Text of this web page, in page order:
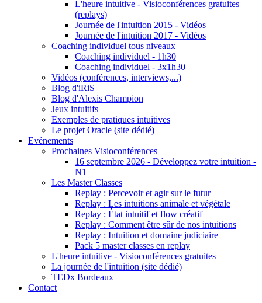
L'heure intuitive - Visioconférences gratuites
(replays)
Journée de l'intuition 2015 - Vidéos
Journée de l'intuition 2017 - Vidéos
Coaching individuel tous niveaux
Coaching individuel - 1h30
Coaching individuel - 3x1h30
Vidéos (conférences, interviews,...)
Blog d'iRiS
Blog d'Alexis Champion
Jeux intuitifs
Exemples de pratiques intuitives
Le projet Oracle (site dédié)
Evénements
Prochaines Visioconférences
16 septembre 2026 - Développez votre intuition -
N1
Les Master Classes
Replay : Percevoir et agir sur le futur
Replay : Les intuitions animale et végétale
Replay : État intuitif et flow créatif
Replay : Comment être sûr de nos intuitions
Replay : Intuition et domaine judiciaire
Pack 5 master classes en replay
L'heure intuitive - Visioconférences gratuites
La journée de l'intuition (site dédié)
TEDx Bordeaux
Contact